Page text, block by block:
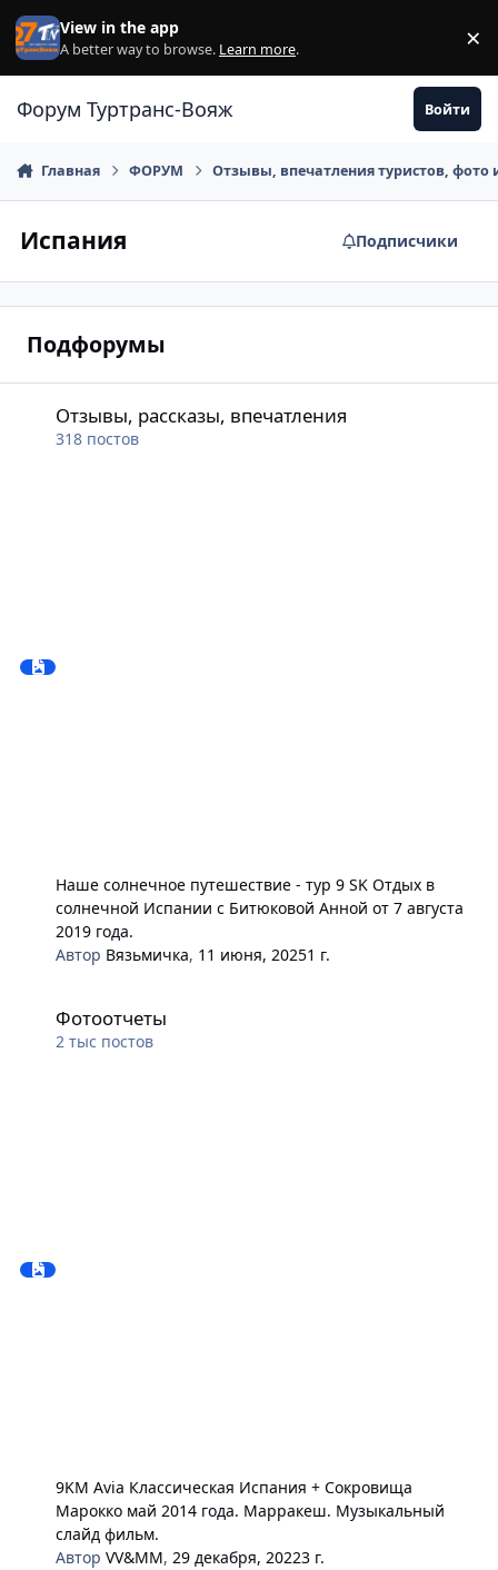
Перейти к содержанию
View in the app
A better way to browse. Learn more. ×
Форум Туртранс-Вояж Войти
Главная ФОРУМ Отзывы, впечатления туристов, фото
Испания Подписчики
Подфорумы
Отзывы, рассказы, впечатления
318 постов
Наше солнечное путешествие - тур 9 SK Отдых в
солнечной Испании с Битюковой Анной от 7 августа
2019 года.
Автор Вязьмичка, 11 июня, 20251 г.
Фотоотчеты
2 тыс постов
9KM Avia Классическая Иcпания + Сокровища
Марокко май 2014 года. Марракеш. Музыкальный
слайд фильм.
АвторVV&MM, 29 декабря, 20223 г.